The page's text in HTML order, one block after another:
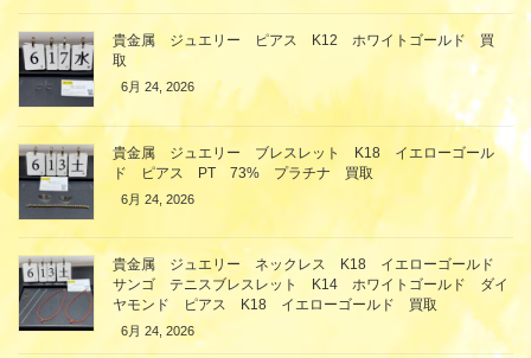
貴金属 ジュエリー ピアス K12 ホワイトゴールド 買
取
6月 24, 2026
貴金属 ジュエリー ブレスレット K18 イエローゴール
ド ピアス PT 73% プラチナ 買取
6月 24, 2026
貴金属 ジュエリー ネックレス K18 イエローゴールド
サンゴ テニスブレスレット K14 ホワイトゴールド ダイ
ヤモンド ピアス K18 イエローゴールド 買取
6月 24, 2026